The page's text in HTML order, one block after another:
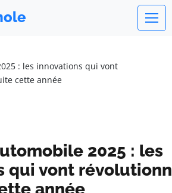
: les innovations qui vont
cette année
2025 : les
qui vont